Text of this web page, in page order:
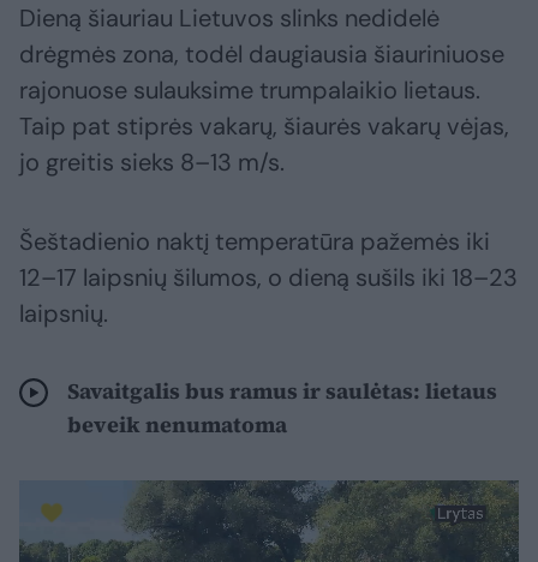
Dieną šiauriau Lietuvos slinks nedidelė
drėgmės zona, todėl daugiausia šiauriniuose
rajonuose sulauksime trumpalaikio lietaus.
Taip pat stiprės vakarų, šiaurės vakarų vėjas,
jo greitis sieks 8–13 m/s.
Šeštadienio naktį temperatūra pažemės iki
12–17 laipsnių šilumos, o dieną sušils iki 18–23
laipsnių.
Savaitgalis bus ramus ir saulėtas: lietaus
beveik nenumatoma